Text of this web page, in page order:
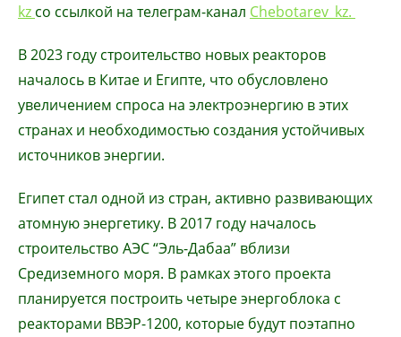
kz со ссылкой на телеграм-канал Chebotarev_kz.
В 2023 году строительство новых реакторов
началось в Китае и Египте, что обусловлено
увеличением спроса на электроэнергию в этих
странах и необходимостью создания устойчивых
источников энергии.
Египет стал одной из стран, активно развивающих
атомную энергетику. В 2017 году началось
строительство АЭС “Эль-Дабаа” вблизи
Средиземного моря. В рамках этого проекта
планируется построить четыре энергоблока с
реакторами ВВЭР-1200, которые будут поэтапно